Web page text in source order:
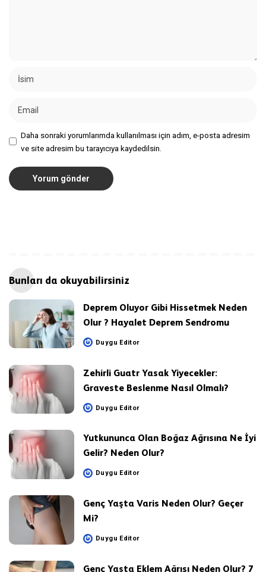
Daha sonraki yorumlarımda kullanılması için adım, e-posta adresim
ve site adresim bu tarayıcıya kaydedilsin.
Bunları da okuyabilirsiniz
Deprem Oluyor Gibi Hissetmek Neden
Olur ? Hayalet Deprem Sendromu
PostedDuygu Editor
Zehirli Guatr Yasak Yiyecekler:
Graveste Beslenme Nasıl Olmalı?
PostedDuygu Editor
Yutkununca Olan Boğaz Ağrısına Ne İyi
Gelir? Neden Olur?
PostedDuygu Editor
Genç Yaşta Varis Neden Olur? Geçer
Mi?
PostedDuygu Editor
Genç Yaşta Eklem Ağrısı Neden Olur? 7